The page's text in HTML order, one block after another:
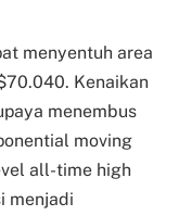
menyentuh area
Kenaikan
menembus
moving
all-time high
menjadi